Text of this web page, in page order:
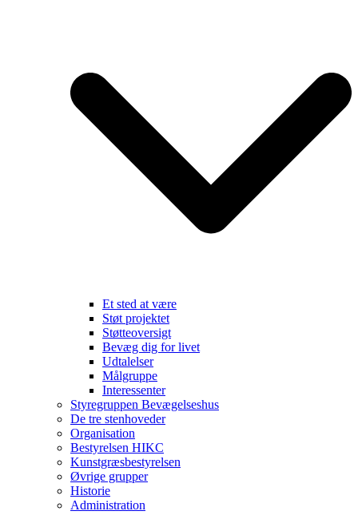
Et sted at være
Støt projektet
Støtteoversigt
Bevæg dig for livet
Udtalelser
Målgruppe
Interessenter
Styregruppen Bevægelseshus
De tre stenhoveder
Organisation
Bestyrelsen HIKC
Kunstgræsbestyrelsen
Øvrige grupper
Historie
Administration